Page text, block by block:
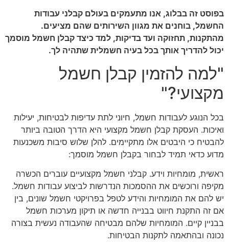
בפוסט זה בבלוג, אנו מתעמקים בעולם קבלני עבודות
החשמל, בוחנים את מגוון השירותים שהם מציעים.
מהתקנות, תחזוקה ועד בדיקות, למד כיצד קבלן חשמל מוסמך
יכול להדריך אותך בכל בעיה חשמלית שתהיה לך.
"למה להזמין קבלן חשמל
מקצועי?"
בכל הנוגע לעבודות חשמל, חיוני לתת עדיפות לבטיחות, יעילות
ואיכות. העסקת קבלן חשמל מקצועי היא הדרך הטובה ביותר
להבטיח כי היבטים אלו מתקיימים. להלן שלוש סיבות משכנעות
מדוע כדאי תמיד לבחור בקבלן חשמל מוסמך:
ראשית, מומחיות וידע. קבלני חשמל מקצועיים עוברים הכשרה
מקיפה ורוכשים את ההסמכות הנדרשות לביצוע עבודות חשמל.
יש להם את המומחיות והידע לטפל בפרויקטי חשמל שונים, בין
אם זה התקנת חיווט בבנייה חדשה או תיקון מערכות חשמל
בבניין קיים. המומחיות שלהם מבטיחה שהעבודה נעשית בצורה
נכונה ובהתאמה לתקנות הבטיחות.